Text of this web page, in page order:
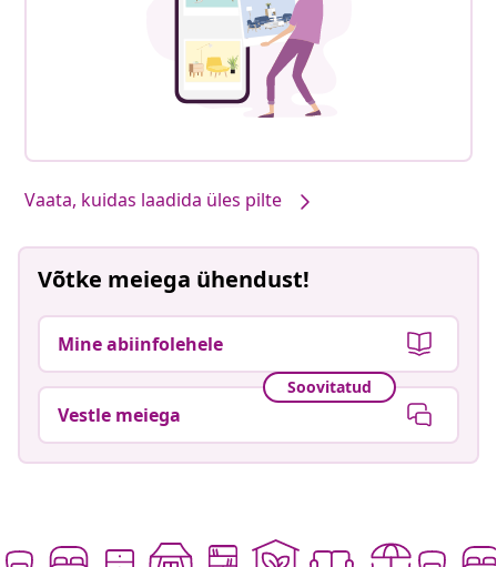
Vaata, kuidas laadida üles pilte
Võtke meiega ühendust!
Mine abiinfolehele
Soovitatud
Vestle meiega